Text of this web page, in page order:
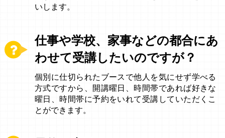
いします。
仕事や学校、家事などの都合にあ
わせて受講したいのですが？
個別に仕切られたブースで他人を気にせず学べる
方式ですから、開講曜日、時間帯であれば好きな
曜日、時間帯に予約をいれて受講していただくこ
とができます。